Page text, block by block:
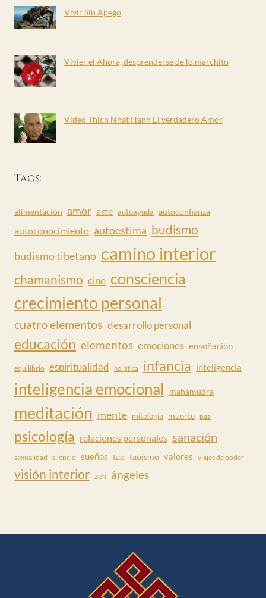
Vivir Sin Apego
Vivier el Ahora, desprenderse de lo marchito
Video Thich Nhat Hanh El verdadero Amor
Tags:
alimentación amor arte autoayuda autoconfianza
autoconocimiento autoestima budismo
budismo tibetano camino interior
chamanismo cine consciencia
crecimiento personal
cuatro elementos desarrollo personal
educación elementos emociones ensoñación
equilibrio espiritualidad holística infancia inteligencia
inteligencia emocional mahamudra
meditación mente mitología muerte paz
psicología relaciones personales sanación
sexualidad silencio sueños tao taoísmo valores viajes de poder
visión interior zen ángeles